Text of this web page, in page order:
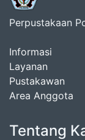
Perpustakaan
Informasi
Layanan
Pustakawan
Area Anggota
Tentang